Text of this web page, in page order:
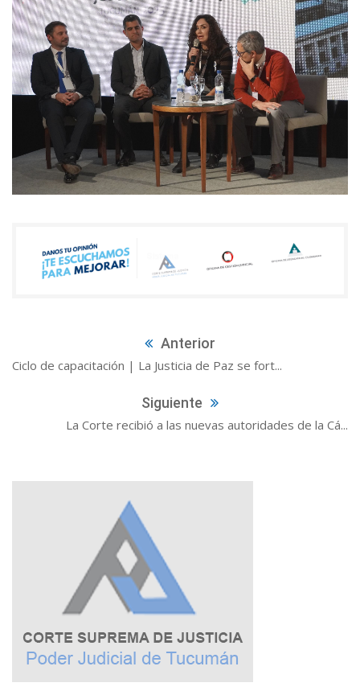
Anterior
Ciclo de capacitación | La Justicia de Paz se fort...
Siguiente
La Corte recibió a las nuevas autoridades de la Cá...